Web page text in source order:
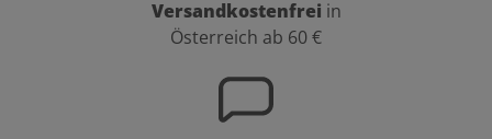
Versandkostenfrei in
Österreich ab 60 €